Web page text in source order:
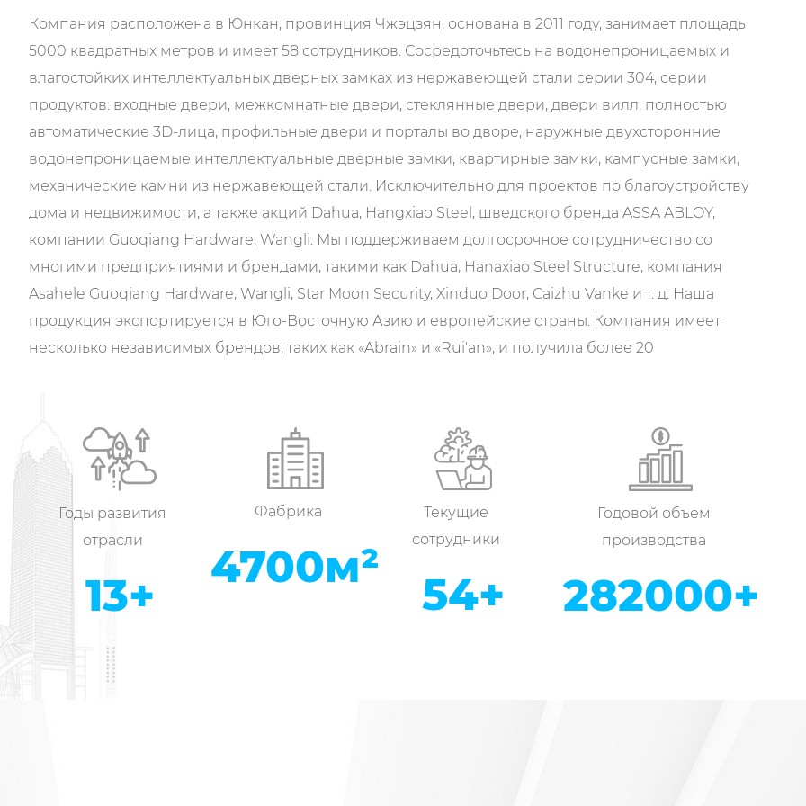
как спальни, домашние офисы или складские помещения.
для всех членов семьи, а дизайн замка дополняет современный интерьер дома.
душевное спокойствие во время чрезвычайных ситуаций или отключений
представляют собой надежное решение для отдельных помещений.
доступом без необходимости использования нескольких ключей.
картами упрощает вход без ключа.
проживания, обеспечивая индивидуальный доступ к отдельным комнатам.
что только авторизованные лица смогут войти в определенные зоны.
краткосрочным пользователям или членам команды.
и безопасное решение для использования внутри помещений, сочетающее в себе
Компания расположена в Юнкан, провинция Чжэцзян, основана в 2011 году, занимает площадь
5000 квадратных метров и имеет 58 сотрудников. Сосредоточьтесь на водонепроницаемых и
влагостойких интеллектуальных дверных замках из нержавеющей стали серии 304, серии
продуктов: входные двери, межкомнатные двери, стеклянные двери, двери вилл, полностью
автоматические 3D-лица, профильные двери и порталы во дворе, наружные двухсторонние
водонепроницаемые интеллектуальные дверные замки, квартирные замки, кампусные замки,
механические камни из нержавеющей стали. Исключительно для проектов по благоустройству
дома и недвижимости, а также акций Dahua, Hangxiao Steel, шведского бренда ASSA ABLOY,
компании Guoqiang Hardware, Wangli. Мы поддерживаем долгосрочное сотрудничество со
многими предприятиями и брендами, такими как Dahua, Hanaxiao Steel Structure, компания
Asahele Guoqiang Hardware, Wangli, Star Moon Security, Xinduo Door, Caizhu Vanke и т. д. Наша
продукция экспортируется в Юго-Восточную Азию и европейские страны. Компания имеет
несколько независимых брендов, таких как «Abrain» и «Rui'an», и получила более 20
система управления охраной труда и безопасностью, а также выиграла демонстрационное
патентное предприятие города Юнкан. Предприятие уровня АА «Выполняй контракт и
выполняй обещание» провинции Чжэцзян и предприятие по сертификации «Сделано в
Чжэцзяне» провинции Чжэцзян. И суперфабрика Alibaba.
Компания имеет профессиональную независимую группу исследований и разработок, от
внешнего вида продукта и проектирования конструкции до разработки пресс-форм,
прототипирования продукта, а массовое производство может быть выполнено независимо с
резки. Штамповочное оборудование включает в себя гидравлический станок, сварочный
автомат и станок для тонкой гравировки. Благодаря автоматической линии полировки,
Годы развития
отрасли
14+
Фабрика
5000м²
Текущие
сотрудники
58+
Годовой объем
производства
300000+